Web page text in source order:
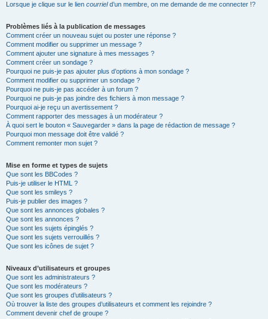
Lorsque je clique sur le lien courrield’un membre, on me demande de me connecter !?
Problèmes liés à la publication de messages
Comment créer un nouveau sujet ou poster une réponse ?
Comment modifier ou supprimer un message ?
Comment ajouter une signature à mes messages ?
Comment créer un sondage ?
Pourquoi ne puis-je pas ajouter plus d’options à mon sondage ?
Comment modifier ou supprimer un sondage ?
Pourquoi ne puis-je pas accéder à un forum ?
Pourquoi ne puis-je pas joindre des fichiers à mon message ?
Pourquoi ai-je reçu un avertissement ?
Comment rapporter des messages à un modérateur ?
À quoi sert le bouton « Sauvegarder » dans la page de rédaction de message ?
Pourquoi mon message doit être validé ?
Comment remonter mon sujet ?
Mise en forme et types de sujets
Que sont les BBCodes ?
Puis-je utiliser le HTML ?
Que sont les smileys ?
Puis-je publier des images ?
Que sont les annonces globales ?
Que sont les annonces ?
Que sont les sujets épinglés ?
Que sont les sujets verrouillés ?
Que sont les icônes de sujet ?
Niveaux d’utilisateurs et groupes
Que sont les administrateurs ?
Que sont les modérateurs ?
Que sont les groupes d’utilisateurs ?
Où trouver la liste des groupes d’utilisateurs et comment les rejoindre ?
Comment devenir chef de groupe ?